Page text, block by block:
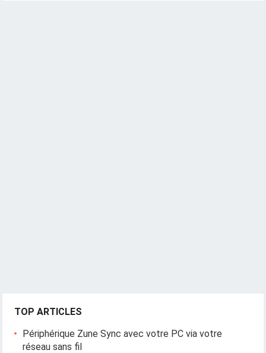
TOP ARTICLES
Périphérique Zune Sync avec votre PC via votre
réseau sans fil